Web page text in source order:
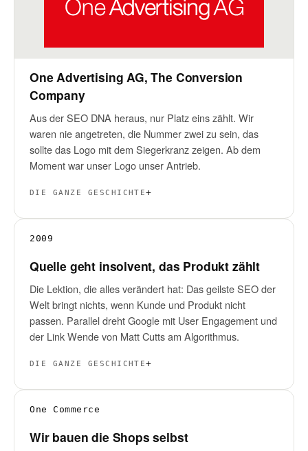
One Advertising AG, The Conversion
Company
Aus der SEO DNA heraus, nur Platz eins zählt. Wir
waren nie angetreten, die Nummer zwei zu sein, das
sollte das Logo mit dem Siegerkranz zeigen. Ab dem
Moment war unser Logo unser Antrieb.
DIE GANZE GESCHICHTE
2009
Quelle geht insolvent, das Produkt zählt
Die Lektion, die alles verändert hat: Das geilste SEO der
Welt bringt nichts, wenn Kunde und Produkt nicht
passen. Parallel dreht Google mit User Engagement und
der Link Wende von Matt Cutts am Algorithmus.
DIE GANZE GESCHICHTE
One Commerce
Wir bauen die Shops selbst